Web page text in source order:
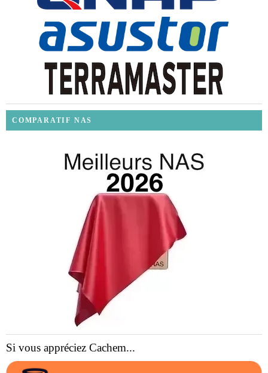
COMPARATIF NAS
Si vous appréciez Cachem...